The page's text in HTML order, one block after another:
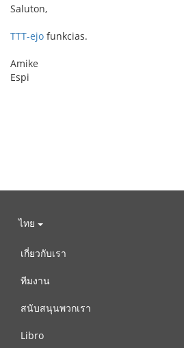
Saluton,
TTT-ejo funkcias.
Amike
Espi
ไทย
เกี่ยวกับเรา
ทีมงาน
สนับสนุนพวกเรา
Libro